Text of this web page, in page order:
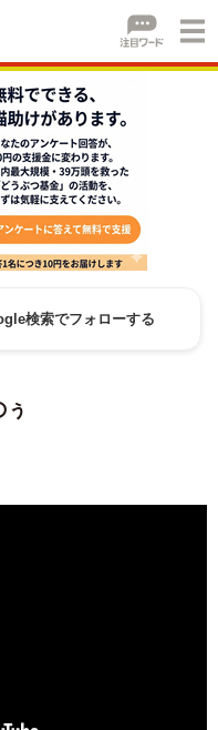
検索でフォローする